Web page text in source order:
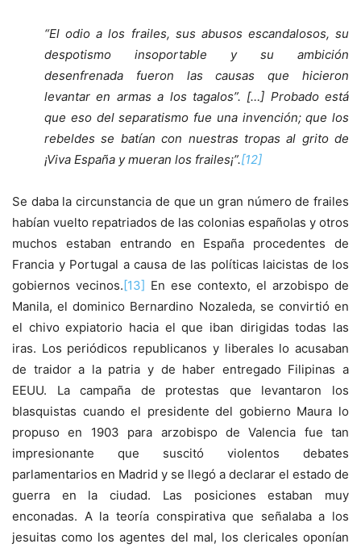
“El odio a los frailes, sus abusos escandalosos, su
despotismo insoportable y su ambición
desenfrenada fueron las causas que hicieron
levantar en armas a los tagalos”. […] Probado está
que eso del separatismo fue una invención; que los
rebeldes se batían con nuestras tropas al grito de
¡Viva España y mueran los frailes¡”.[12]
Se daba la circunstancia de que un gran número de frailes
habían vuelto repatriados de las colonias españolas y otros
muchos estaban entrando en España procedentes de
Francia y Portugal a causa de las políticas laicistas de los
gobiernos vecinos.[13] En ese contexto, el arzobispo de
Manila, el dominico Bernardino Nozaleda, se convirtió en
el chivo expiatorio hacia el que iban dirigidas todas las
iras. Los periódicos republicanos y liberales lo acusaban
de traidor a la patria y de haber entregado Filipinas a
EEUU. La campaña de protestas que levantaron los
blasquistas cuando el presidente del gobierno Maura lo
propuso en 1903 para arzobispo de Valencia fue tan
impresionante que suscitó violentos debates
parlamentarios en Madrid y se llegó a declarar el estado de
guerra en la ciudad. Las posiciones estaban muy
enconadas. A la teoría conspirativa que señalaba a los
jesuitas como los agentes del mal, los clericales oponían